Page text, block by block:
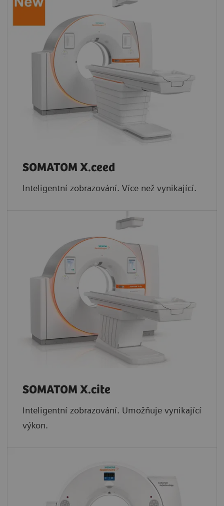
SOMATOM X.ceed
Inteligentní zobrazování. Více než vynikající.
SOMATOM X.cite
Inteligentní zobrazování. Umožňuje vynikající
výkon.